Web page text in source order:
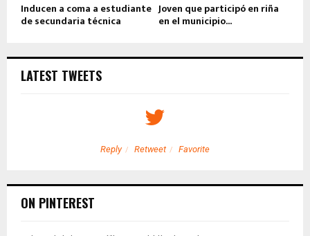
Inducen a coma a estudiante
de secundaria técnica
Joven que participó en riña
en el municipio...
LATEST TWEETS
Reply Retweet Favorite
ON PINTEREST